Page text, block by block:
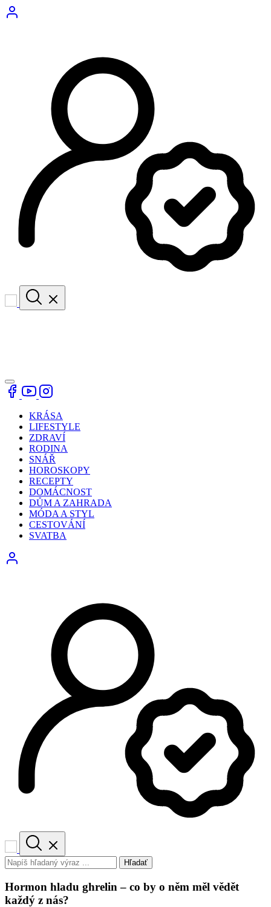
KRÁSA
LIFESTYLE
ZDRAVÍ
RODINA
SNÁŘ
HOROSKOPY
RECEPTY
DOMÁCNOST
DŮM A ZAHRADA
MÓDA A STYL
CESTOVÁNÍ
SVATBA
Hľadať
Hormon hladu ghrelin – co by o něm měl vědět
každý z nás?